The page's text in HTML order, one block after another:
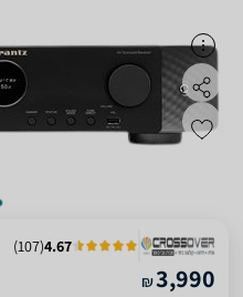
4.67
(
107
)
₪3,990